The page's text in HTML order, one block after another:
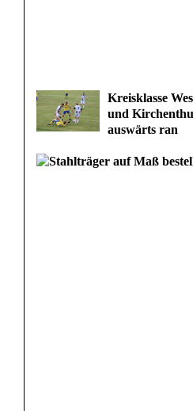
Kreisklasse
und
auswärts ran